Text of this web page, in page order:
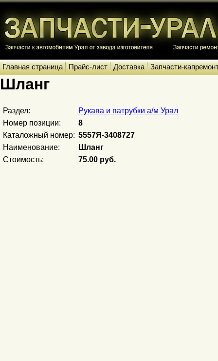
Главная страница Прайс-лист Доставка Запчасти-
Шланг
Раздел:
Рукава и патрубки а/м Урал
Номер позиции:
8
Каталожный номер: 5557Я-3408727
Наименование:
Шланг
Стоимость:
75.00 руб.